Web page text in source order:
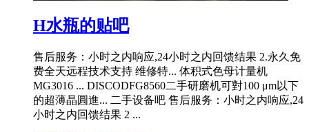
H水瓶的贴吧
售后服务：小时之内响应,24小时之内回馈结果 2.永久免
费全天远程技术支持 维修特... 体积式色母计量机
MG3016 ... DISCODFG8560二手研磨机可對100 μm以下
的超薄晶圓進... 二手设备吧 售后服务：小时之内响应,24
小时之内回馈结果 2 ...